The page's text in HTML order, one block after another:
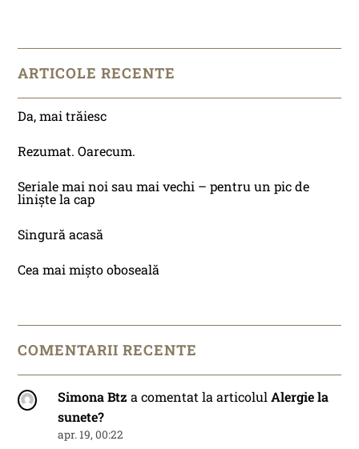
ARTICOLE RECENTE
Da, mai trăiesc
Rezumat. Oarecum.
Seriale mai noi sau mai vechi – pentru un pic de
liniște la cap
Singură acasă
Cea mai mișto oboseală
COMENTARII RECENTE
Simona Btz a comentat la articolulAlergie la
sunete?
apr. 19, 00:22